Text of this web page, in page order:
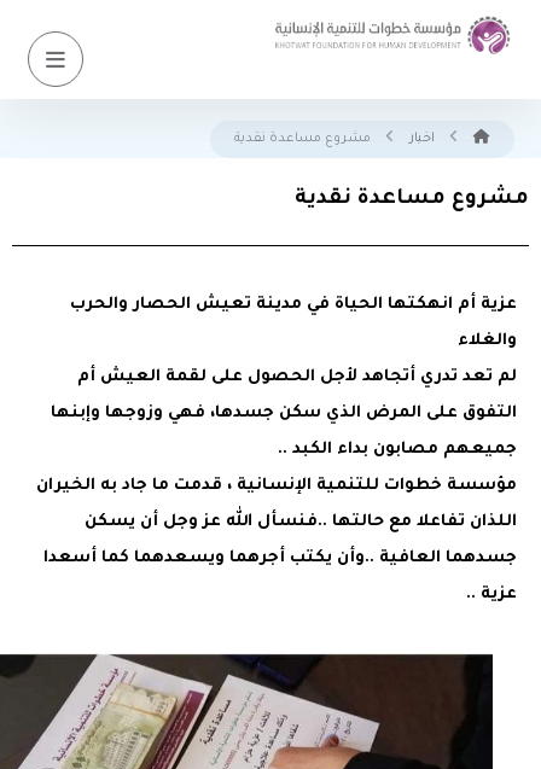
اخبار مشروع مساعدة نقدية
مشروع مساعدة نقدية
عزية أم انهكتها الحياة في مدينة تعيش الحصار والحرب
والغلاء
لم تعد تدري أتجاهد لأجل الحصول على لقمة العيش أم
التفوق على المرض الذي سكن جسدها، فهي وزوجها وإبنها
جميعهم مصابون بداء الكبد ..
مؤسسة خطوات للتنمية الإنسانية ، قدمت ما جاد به الخيران
اللذان تفاعلا مع حالتها ..فنسأل الله عز وجل أن يسكن
جسدهما العافية ..وأن يكتب أجرهما ويسعدهما كما أسعدا
عزية ..